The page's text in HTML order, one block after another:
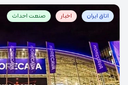
اتاق ایران اخبار صنعت احداث